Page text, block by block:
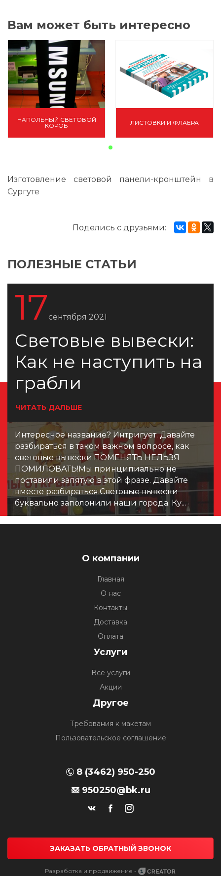
Вам может быть интересно
НАПОЛЬНЫЙ СВЕТОВОЙ
КОРОБ
ЛИСТОВКИ И ФЛАЕРА
Изготовление световой панели-кронштейн в
Сургуте
Поделись с друзьями:
ПОЛЕЗНЫЕ СТАТЬИ
17сентября 2021
Световые вывески:
Как не наступить на
грабли
ЧИТАТЬ ДАЛЬШЕ
Интересное название? Интригует. Давайте
разбираться в таком важном вопросе, как
световые вывески.ПОМЕНЯТЬ НЕЛЬЗЯ
ПОМИЛОВАТЬ!Мы принципиально не
поставили запятую в этой фразе. Давайте
вместе разбираться.Световые вывески
буквально заполонили наши города. Ку...
О компании
Главная
О нас
Контакты
Доставка
Оплата
Услуги
Все услуги
Акции
Другое
Требования к макетам
Пользовательское соглашение
8 (3462) 950-250
950250@bk.ru
ЗАКАЗАТЬ ОБРАТНЫЙ ЗВОНОК
Разработка и продвижение -